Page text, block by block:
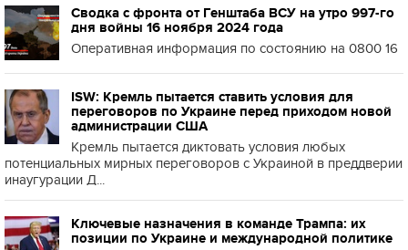
Сводка с фронта от Генштаба ВСУ на утро 997-го
дня войны 16 ноября 2024 года
Оперативная информация по состоянию на 0800 16
ISW: Кремль пытается ставить условия для
переговоров по Украине перед приходом новой
администрации США
Кремль пытается диктовать условия любых
потенциальных мирных переговоров с Украиной в преддверии
инаугурации Д...
Ключевые назначения в команде Трампа: их
позиции по Украине и международной политике